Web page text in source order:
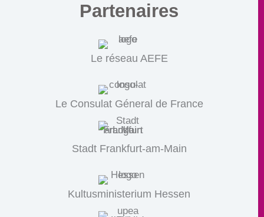
Partenaires
Le réseau AEFE
Le Consulat Géneral de France
Stadt Frankfurt-am-Main
Kultusministerium Hessen